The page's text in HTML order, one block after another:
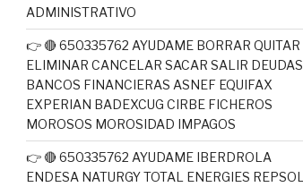
ADMINISTRATIVO
👉 🔴 650335762 AYUDAME BORRAR QUITAR
ELIMINAR CANCELAR SACAR SALIR DEUDAS
BANCOS FINANCIERAS ASNEF EQUIFAX
EXPERIAN BADEXCUG CIRBE FICHEROS
MOROSOS MOROSIDAD IMPAGOS
👉 🔴 650335762 AYUDAME IBERDROLA
ENDESA NATURGY TOTAL ENERGIES REPSOL